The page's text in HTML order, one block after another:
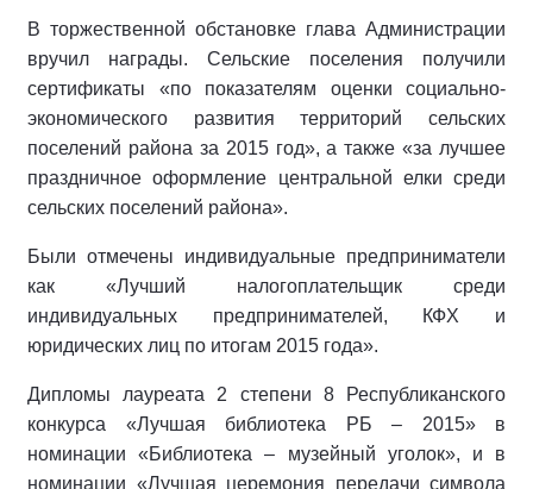
В торжественной обстановке глава Администрации
вручил награды. Сельские поселения получили
сертификаты «по показателям оценки социально-
экономического развития территорий сельских
поселений района за 2015 год», а также «за лучшее
праздничное оформление центральной елки среди
сельских поселений района».
Были отмечены индивидуальные предприниматели
как «Лучший налогоплательщик среди
индивидуальных предпринимателей, КФХ и
юридических лиц по итогам 2015 года».
Дипломы лауреата 2 степени 8 Республиканского
конкурса «Лучшая библиотека РБ – 2015» в
номинации «Библиотека – музейный уголок», и в
номинации «Лучшая церемония передачи символа